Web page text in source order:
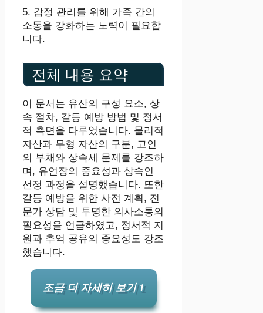
5. 감정 관리를 위해 가족 간의
소통을 강화하는 노력이 필요합
니다.
전체 내용 요약
이 문서는 유산의 구성 요소, 상
속 절차, 갈등 예방 방법 및 정서
적 측면을 다루었습니다. 물리적
자산과 무형 자산의 구분, 고인
의 부채와 상속세 문제를 강조하
며, 유언장의 중요성과 상속인
선정 과정을 설명했습니다. 또한
갈등 예방을 위한 사전 계획, 전
문가 상담 및 투명한 의사소통의
필요성을 언급하였고, 정서적 지
원과 추억 공유의 중요성도 강조
했습니다.
조금 더 자세히 보기 1